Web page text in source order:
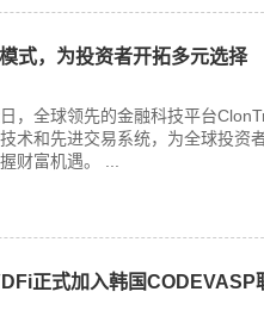
式，为投资者开拓多元选择
，全球领先的金融科技平台
术和先进交易系统，为全球投资
财富机遇。 ...
正式加入韩国CODEVASP